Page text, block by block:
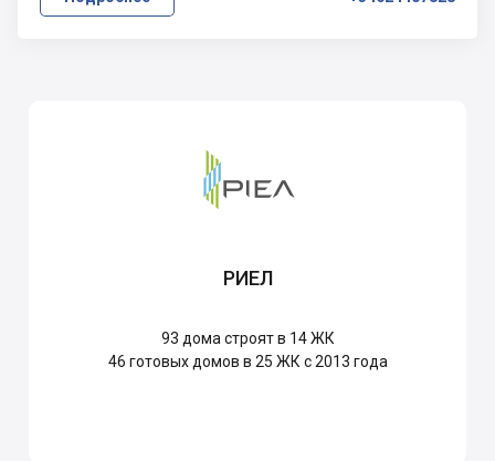
РИЕЛ
93 дома строят в 14 ЖК
46 готовых домов в 25 ЖК с 2013 года